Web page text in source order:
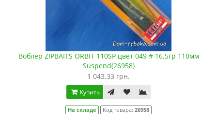
Воблер ZIPBAITS ORBIT 110SP цвет 049 # 16.5гр 110мм
Suspend(26958)
1 043.33 грн.
Купить
На складе Код товара: 26958